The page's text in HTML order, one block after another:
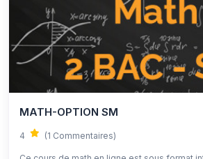
MATH-OPTION SM
4 (1 Commentaires)